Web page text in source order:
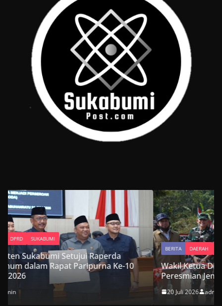
10
BERITA DAERAH DPRD SUKABUMI
Wakil Ketua DPRD Kabupaten Sukabumi Hadiri
Peresmian Jembatan Garuda Suci di Cikembar